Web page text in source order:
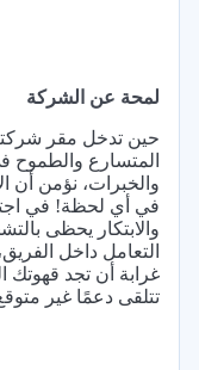
لمحة عن الشركة
حين تدخل مقر
المتسارع والطموح
والخبرات، نؤمن أن
في أي لحظة! في
والابتكار يحظى
التعامل داخل
غرابة أن تجد قهوتك
تتلقى دعمًا غير